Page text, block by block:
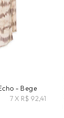
- Bege
7 X R$ 92,41